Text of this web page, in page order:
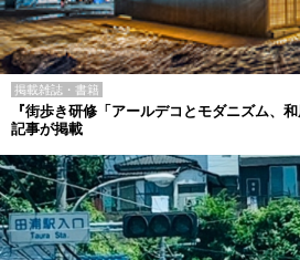
掲載雑誌・書籍
『街歩き研修「アールデコとモダニズム、
記事が掲載